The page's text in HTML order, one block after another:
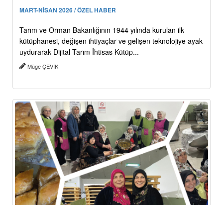
MART-NİSAN 2026 / ÖZEL HABER
Tarım ve Orman Bakanlığının 1944 yılında kurulan ilk
kütüphanesi, değişen ihtiyaçlar ve gelişen teknolojiye ayak
uydurarak Dijital Tarım İhtisas Kütüp...
Müge ÇEVİK